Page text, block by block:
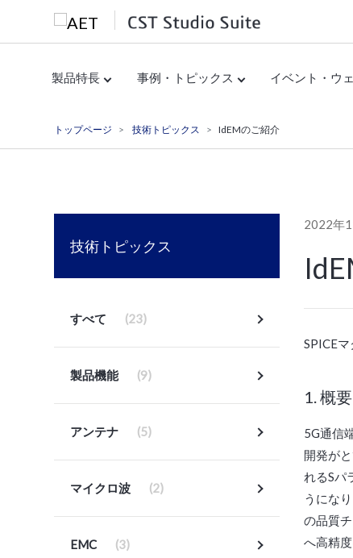
製品特長 事例・トピックス イベント・ウ
トップページ 技術トピックス IdEMのご紹介
技術トピックス
すべて (23)
製品機能 (9)
アンテナ (5)
マイクロ波 (2)
EMC (3)
2022年
SPICE
1. 概要
5G通信
開発が
れるSパ
うにな
の品質
へ高精